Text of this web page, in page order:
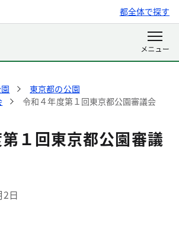
都全体で探す
東京都の公園
令和４年度第１回東京都公園審議会
１回東京都公園審議
2日